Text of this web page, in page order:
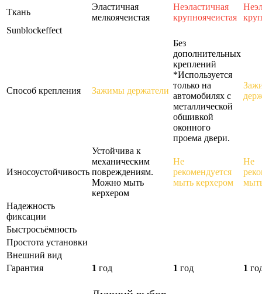
Ткань
Эластичная
мелкоячеистая
Неэластичная
крупноячеистая
Sunblockeffect
Способ крепления Зажимы держатели
Без
дополнительных
креплений
*Используется
только на
автомобилях с
металлической
обшивкой
оконного
проема двери.
Износоустойчивость
Устойчива к
механическим
повреждениям.
Можно мыть
керхером
Не
рекомендуется
мыть керхером
Не
Надежность
фиксации
Быстросъёмность
Простота установки
Внешний вид
Гарантия
1 год 1 год 1